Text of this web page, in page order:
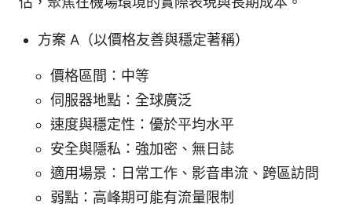
方案 A（以價格友善與穩定著稱）
價格區間：中等
伺服器地點：全球廣泛
速度與穩定性：優於平均水平
安全與隱私：強加密、無日誌
適用場景：日常工作、影音串流、跨區訪問
弱點：高峰期可能有流量限制